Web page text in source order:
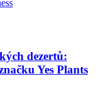
dezertů:
Yes Plants